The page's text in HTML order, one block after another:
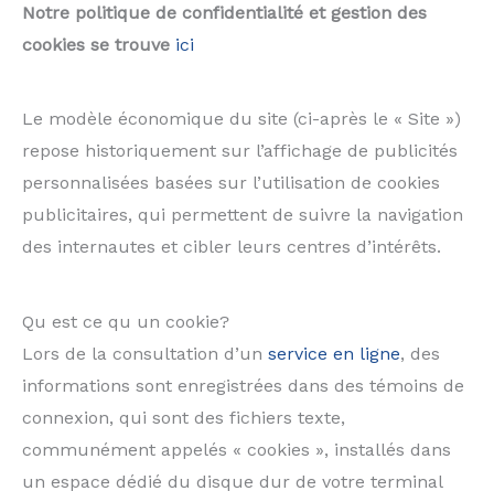
Notre politique de confidentialité et gestion des
cookies se trouve ici
Le modèle économique du site (ci-après le « Site »)
repose historiquement sur l’affichage de publicités
personnalisées basées sur l’utilisation de cookies
publicitaires, qui permettent de suivre la navigation
des internautes et cibler leurs centres d’intérêts.
Qu est ce qu un cookie?
Lors de la consultation d’un service en ligne, des
informations sont enregistrées dans des témoins de
connexion, qui sont des fichiers texte,
communément appelés « cookies », installés dans
un espace dédié du disque dur de votre terminal